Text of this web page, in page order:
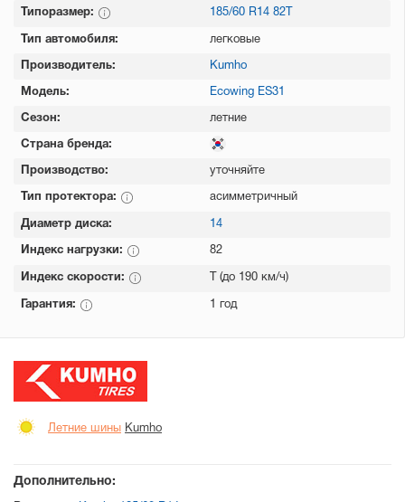
Типоразмер: 185/60 R14 82T
Тип автомобиля: легковые
Производитель: Kumho
Модель: Ecowing ES31
Сезон: летние
Страна бренда:
Производство: уточняйте
Тип протектора: асимметричный
Диаметр диска: 14
Индекс нагрузки: 82
Индекс скорости: T (до 190 км/ч)
Гарантия: 1 год
Летние шины Kumho
Дополнительно: